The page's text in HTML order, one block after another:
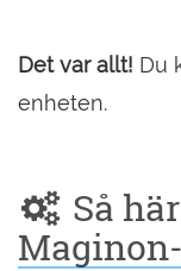
Det var allt! Du
enheten.
Så